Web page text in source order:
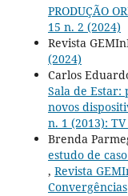
PRODUÇÃO
15 n. 2 (2024)
Revista
(2024)
Carlos
Sala de Estar:
novos
n. 1 (2013):
Brenda
estudo de
, Revista
Convergências